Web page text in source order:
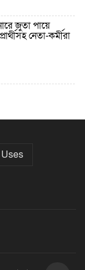
জুতা পায়ে
নেতা-কর্মীরা
ডিসেম্বরের মধ্যে